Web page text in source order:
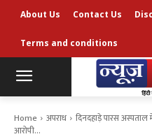
About Us Contact Us
Terms and conditions
Home अपराध
दिनदहाड़े पारस
आरोपी...